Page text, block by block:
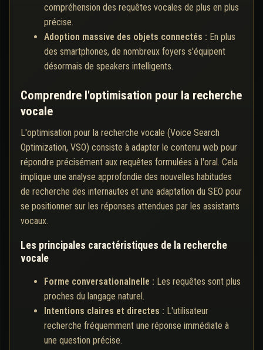
compréhension des requêtes vocales de plus en plus
précise.
Adoption massive des objets connectés : En plus
des smartphones, de nombreux foyers s'équipent
désormais de speakers intelligents.
Comprendre l'optimisation pour la recherche
vocale
L'optimisation pour la recherche vocale (Voice Search
Optimization, VSO) consiste à adapter le contenu web pour
répondre précisément aux requêtes formulées à l'oral. Cela
implique une analyse approfondie des nouvelles habitudes
de recherche des internautes et une adaptation du SEO pour
se positionner sur les réponses attendues par les assistants
vocaux.
Les principales caractéristiques de la recherche
vocale
Forme conversationalnelle : Les requêtes sont plus
proches du langage naturel.
Intentions claires et directes : L'utilisateur
recherche fréquemment une réponse immédiate à
une question précise.